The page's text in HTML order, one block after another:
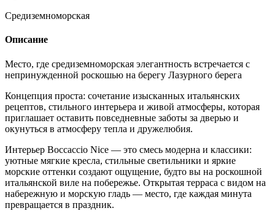
Средиземноморская
Описание
Место, где средиземноморская элегантность встречается с
непринужденной роскошью на берегу Лазурного берега
Концепция проста: сочетание изысканных итальянских
рецептов, стильного интерьера и живой атмосферы, которая
приглашает оставить повседневные заботы за дверью и
окунуться в атмосферу тепла и дружелюбия.
Интерьер Boccaccio Nice — это смесь модерна и классики:
уютные мягкие кресла, стильные светильники и яркие
морские оттенки создают ощущение, будто вы на роскошной
итальянской виле на побережье. Открытая терраса с видом на
набережную и морскую гладь — место, где каждая минута
превращается в праздник.